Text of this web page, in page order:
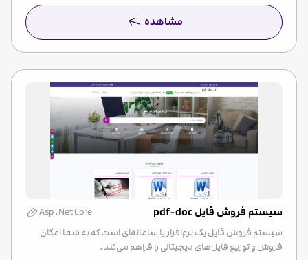
مشاهده
سیستم فروش فایل pdf-doc
Asp .Net Core
سیستم فروش فایل یک نرم‌افزار یا سامانه‌ای است که به شما امکان
فروش و توزیع فایل‌های دیجیتالی را فراهم می‌کند.